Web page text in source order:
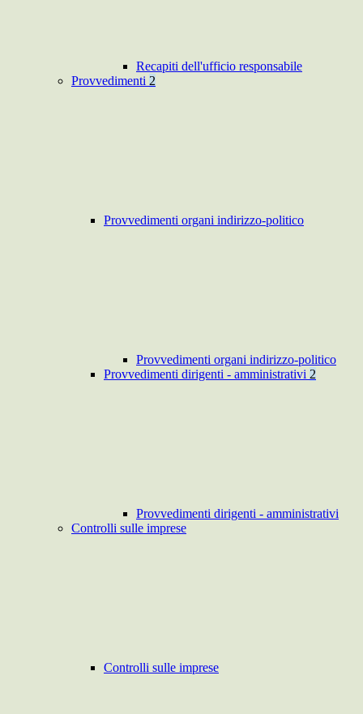
Recapiti dell'ufficio responsabile
Provvedimenti 2
Provvedimenti organi indirizzo-politico
Provvedimenti organi indirizzo-politico
Provvedimenti dirigenti - amministrativi 2
Provvedimenti dirigenti - amministrativi
Controlli sulle imprese
Controlli sulle imprese